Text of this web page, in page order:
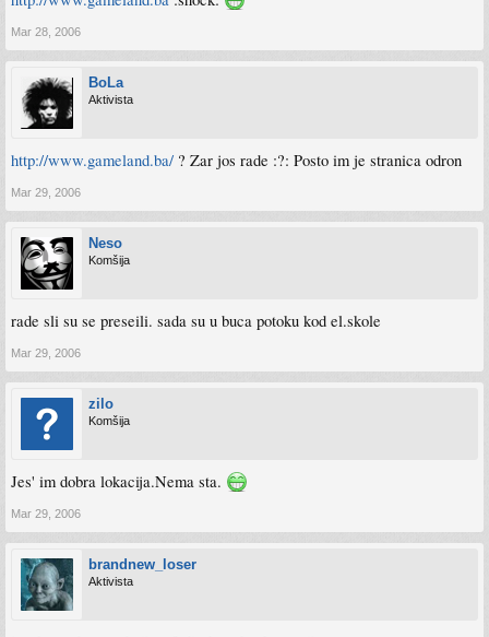
Mar 28, 2006
BoLa
Aktivista
http://www.gameland.ba/ ? Zar jos rade :?: Posto im je stranica odron
Mar 29, 2006
Neso
Komšija
rade sli su se preseili. sada su u buca potoku kod el.skole
Mar 29, 2006
zilo
Komšija
Jes' im dobra lokacija.Nema sta.
Mar 29, 2006
brandnew_loser
Aktivista